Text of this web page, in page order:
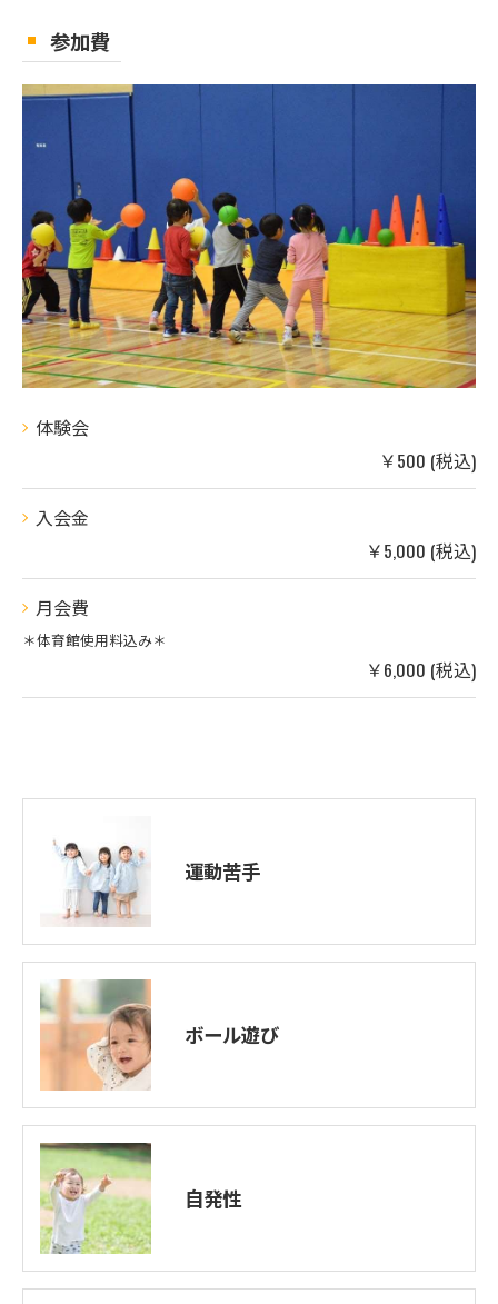
参加費
体験会
￥500 (税込)
入会金
￥5,000 (税込)
月会費
＊体育館使用料込み＊
￥6,000 (税込)
運動苦手
ボール遊び
自発性